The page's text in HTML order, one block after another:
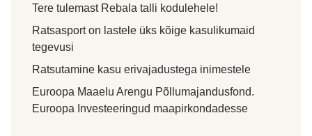
Tere tulemast Rebala talli kodulehele!
Ratsasport on lastele üks kõige kasulikumaid
tegevusi
Ratsutamine kasu erivajadustega inimestele
Euroopa Maaelu Arengu Põllumajandusfond.
Euroopa Investeeringud maapirkondadesse